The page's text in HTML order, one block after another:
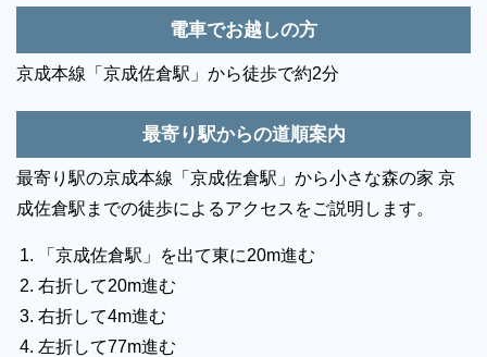
電車でお越しの方
京成本線「京成佐倉駅」から徒歩で約2分
最寄り駅からの道順案内
最寄り駅の京成本線「京成佐倉駅」から小さな森の家 京
成佐倉駅までの徒歩によるアクセスをご説明します。
「京成佐倉駅」を出て東に20m進む
右折して20m進む
右折して4m進む
左折して77m進む